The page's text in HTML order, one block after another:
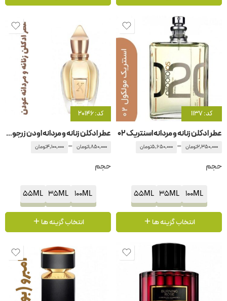
کد: 1137
عطر ادکلن زنانه و مردانه اسنتریک 02
2,350,000تومان –
5,650,000تومان
حجم
100ML
35ML
55ML
انتخاب گزینه ها
کد: 20146
عطر ادکلن زنانه و مردانه اودن زرجوف-زرژف
1,850,000تومان –
4,100,000تومان
حجم
100ML
35ML
55ML
انتخاب گزینه ها